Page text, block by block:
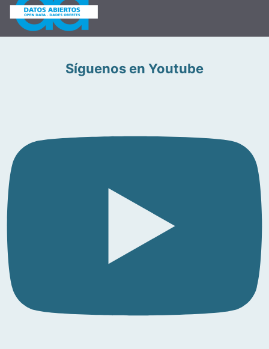
Síguenos en Youtube